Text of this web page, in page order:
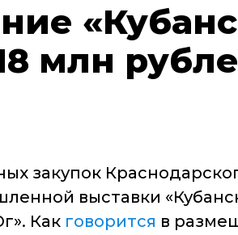
млн
закупок
выставки
Как говорится в